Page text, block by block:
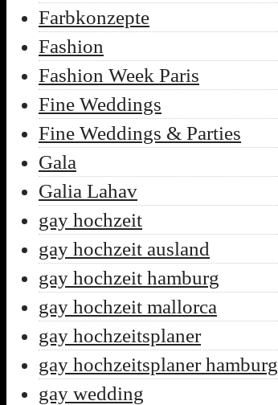
Farbkonzepte
Fashion
Fashion Week Paris
Fine Weddings
Fine Weddings & Parties
Gala
Galia Lahav
gay hochzeit
gay hochzeit ausland
gay hochzeit hamburg
gay hochzeit mallorca
gay hochzeitsplaner
gay hochzeitsplaner hamburg
gay wedding